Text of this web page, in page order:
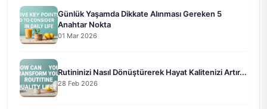
Günlük Yaşamda Dikkate Alınması Gereken 5
Anahtar Nokta
01 Mar 2026
Rutininizi Nasıl Dönüştürerek Hayat Kalitenizi Artır...
28 Feb 2026